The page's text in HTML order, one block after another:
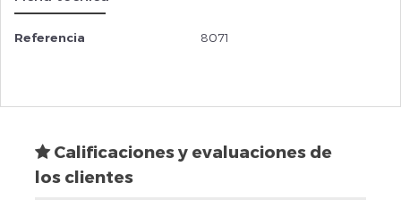
Referencia 8071
Calificaciones y evaluaciones de
los clientes